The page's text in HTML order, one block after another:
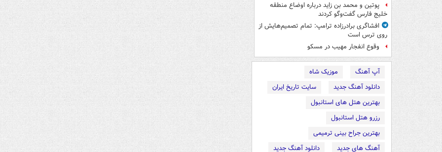
پوتین و محمد بن زاید درباره اوضاع منطقه
خلیج فارس گفت‌وگو کردند
افشاگری برادرزاده ترامپ: تمام تصمیم‌هایش از
روی ترس است
وقوع انفجار مهیب در مسکو
آپ آهنگ
موزیک شاه
دانلود آهنگ جدید
سایت تاریخ ایران
بهترین هتل های استانبول
رزرو هتل استانبول
بهترین جراح بینی ترمیمی
آهنگ های جدید
دانلود آهنگ جدید